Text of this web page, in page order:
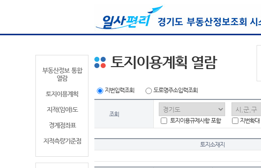
부동산정보 통합
열람
토지이용계획
지적(임야)도
경계점좌표
지적측량기준점
토지이용계획 열람
지번입력조회 도로명주소입력조회
조회
토지이용규제사항 포함
지번확대
토지소재지